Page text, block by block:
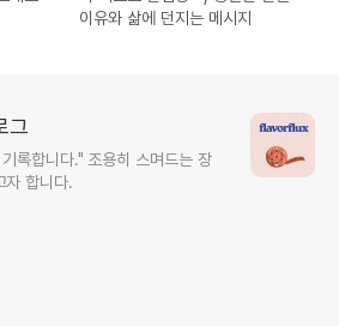
이유와 삶에 던지는 메시지
그
록합니다." 조용히 스며드는 장
자 합니다.